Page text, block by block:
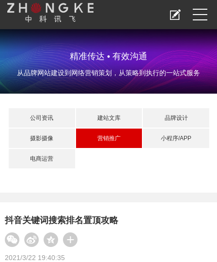
精准传达 • 有效沟通
从品牌网站建设到网络营销策划，从策略到执行的一站式服务
公司资讯 建站文库 品牌设计
摄影摄像 营销推广 小程序/APP
电商运营
抖音关键词搜索排名置顶攻略
2021/3/22 19:40:35